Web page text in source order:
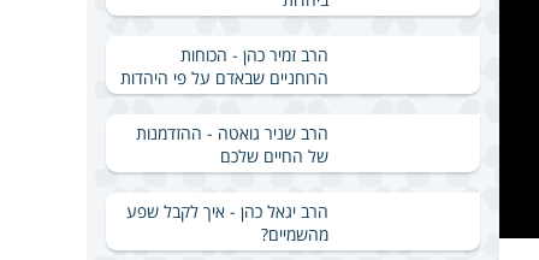
הרב זמיר כהן - הכוחות
הרוחניים שבאדם על פי היהדות
הרב שניר גואטה - ההזדמנות
של החיים שלכם
הרב יגאל כהן - איך לקבל שפע
מהשמיים?